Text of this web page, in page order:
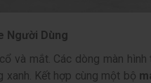
Người Dùng
và mắt. Các dòng màn
xanh. Kết hợp cùng một bộ